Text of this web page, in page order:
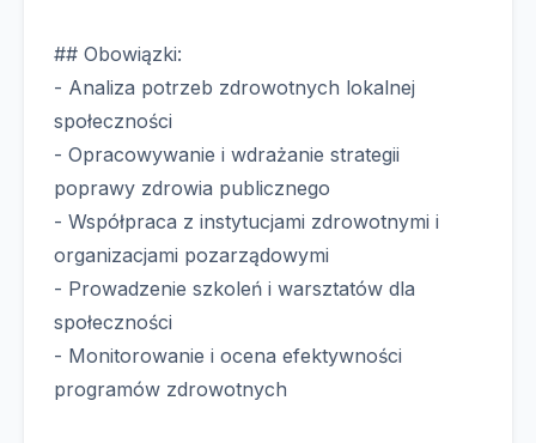
## Obowiązki:
- Analiza potrzeb zdrowotnych lokalnej
społeczności
- Opracowywanie i wdrażanie strategii
poprawy zdrowia publicznego
- Współpraca z instytucjami zdrowotnymi i
organizacjami pozarządowymi
- Prowadzenie szkoleń i warsztatów dla
społeczności
- Monitorowanie i ocena efektywności
programów zdrowotnych